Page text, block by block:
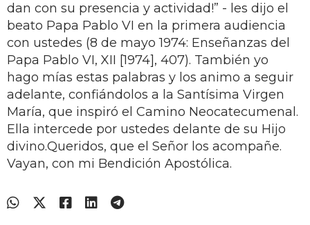
dan con su presencia y actividad!” - les dijo el
beato Papa Pablo VI en la primera audiencia
con ustedes (8 de mayo 1974: Enseñanzas del
Papa Pablo VI, XII [1974], 407). También yo
hago mías estas palabras y los animo a seguir
adelante, confiándolos a la Santísima Virgen
María, que inspiró el Camino Neocatecumenal.
Ella intercede por ustedes delante de su Hijo
divino.Queridos, que el Señor los acompañe.
Vayan, con mi Bendición Apostólica.